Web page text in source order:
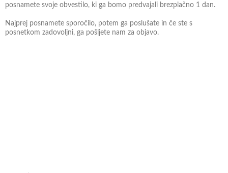
posnamete svoje obvestilo, ki ga bomo predvajali brezplačno 1 dan.
Najprej posnamete sporočilo, potem ga poslušate in če ste s
posnetkom zadovoljni, ga pošljete nam za objavo.